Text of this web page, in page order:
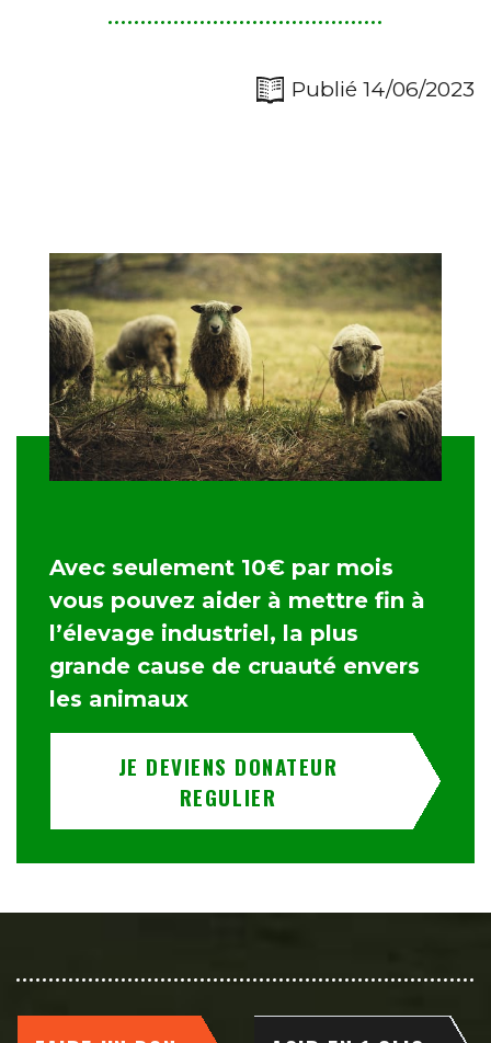
Publié 14/06/2023
Avec seulement 10€ par mois
vous pouvez aider à mettre fin à
l’élevage industriel, la plus
grande cause de cruauté envers
les animaux
JE DEVIENS DONATEUR
REGULIER